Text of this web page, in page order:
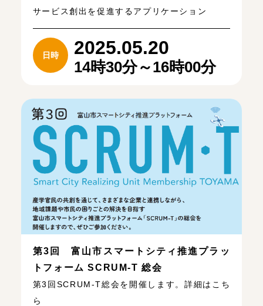
サービス創出を促進するアプリケーション
日時 2025.05.20
14時30分～16時00分
第3回 富山市スマートシティ推進プラッ
トフォーム SCRUM-T 総会
第3回SCRUM-T総会を開催します。詳細はこち
ら